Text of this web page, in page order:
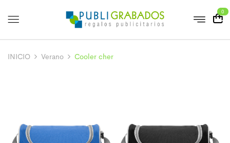
0
INICIO Verano Cooler cher